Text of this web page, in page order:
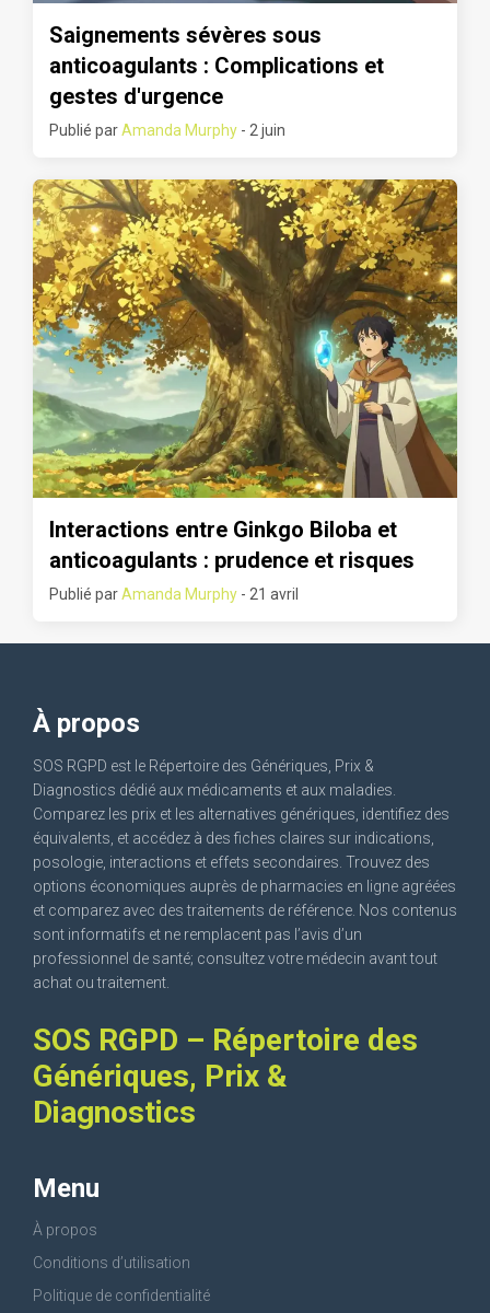
Saignements sévères sous
anticoagulants : Complications et
gestes d'urgence
Publié parAmanda Murphy - 2 juin
Interactions entre Ginkgo Biloba et
anticoagulants : prudence et risques
Publié parAmanda Murphy - 21 avril
À propos
SOS RGPD est le Répertoire des Génériques, Prix &
Diagnostics dédié aux médicaments et aux maladies.
Comparez les prix et les alternatives génériques, identifiez des
équivalents, et accédez à des fiches claires sur indications,
posologie, interactions et effets secondaires. Trouvez des
options économiques auprès de pharmacies en ligne agréées
et comparez avec des traitements de référence. Nos contenus
sont informatifs et ne remplacent pas l’avis d’un
professionnel de santé; consultez votre médecin avant tout
achat ou traitement.
SOS RGPD – Répertoire des
Génériques, Prix &
Diagnostics
Menu
À propos
Conditions d’utilisation
Politique de confidentialité